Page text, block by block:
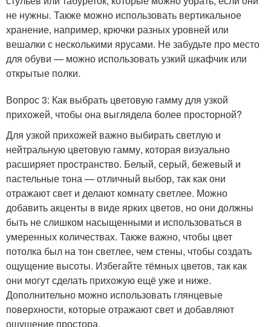
не нужны. Также можно использовать вертикальное
хранение, например, крючки разных уровней или
вешалки с несколькими ярусами. Не забудьте про место
для обуви — можно использовать узкий шкафчик или
открытые полки.
Вопрос 3: Как выбрать цветовую гамму для узкой
прихожей, чтобы она выглядела более просторной?
Для узкой прихожей важно выбирать светлую и
нейтральную цветовую гамму, которая визуально
расширяет пространство. Белый, серый, бежевый и
пастельные тона — отличный выбор, так как они
отражают свет и делают комнату светлее. Можно
добавить акценты в виде ярких цветов, но они должны
быть не слишком насыщенными и использоваться в
умеренных количествах. Также важно, чтобы цвет
потолка был на тон светлее, чем стены, чтобы создать
ощущение высоты. Избегайте тёмных цветов, так как
они могут сделать прихожую ещё уже и ниже.
Дополнительно можно использовать глянцевые
поверхности, которые отражают свет и добавляют
ощущение простора.